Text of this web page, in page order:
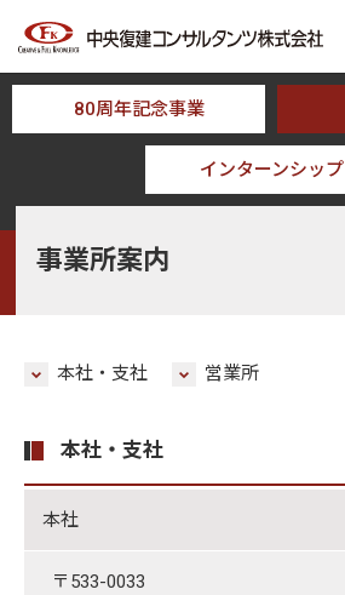
80周年記念事業
インターンシップ
事業所案内
事業所案内
本社・支社 営業所
本社・支社
本社
〒533-0033